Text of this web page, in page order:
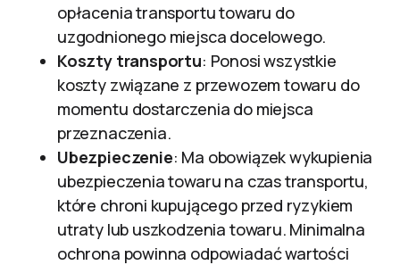
opłacenia transportu towaru do
uzgodnionego miejsca docelowego.
Koszty transportu: Ponosi wszystkie
koszty związane z przewozem towaru do
momentu dostarczenia do miejsca
przeznaczenia.
Ubezpieczenie: Ma obowiązek wykupienia
ubezpieczenia towaru na czas transportu,
które chroni kupującego przed ryzykiem
utraty lub uszkodzenia towaru. Minimalna
ochrona powinna odpowiadać wartości